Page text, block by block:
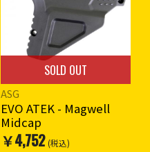
SOLD OUT
ASG
EVO ATEK - Magwell
Midcap
￥4,752 (税込)